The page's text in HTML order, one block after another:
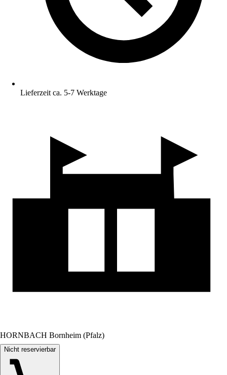
Lieferzeit ca. 5-7 Werktage
HORNBACH Bornheim (Pfalz)
Nicht reservierbar